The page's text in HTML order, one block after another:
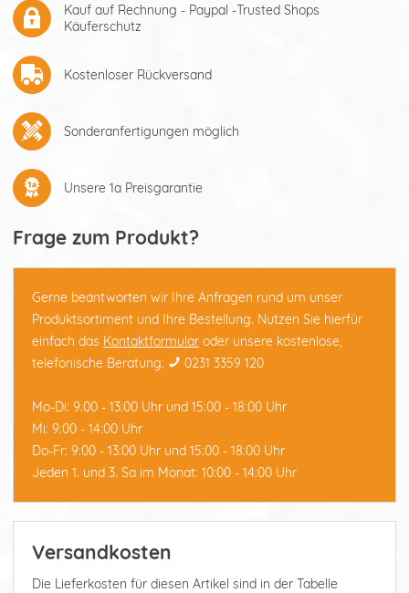
Kauf auf Rechnung - Paypal -Trusted Shops
Käuferschutz
Kostenloser Rückversand
Sonderanfertigungen möglich
Unsere 1a Preisgarantie
Frage zum Produkt?
Gerne beantworten wir Ihre Anfragen rund um unser
Produktsortiment und Ihre Bestellung. Nutzen Sie hierfür
einfach das Kontaktformular oder unsere kostenlose,
telefonische Beratung:
0231 3359 120
Mo-Di: 9:00 - 13:00 Uhr und 15:00 - 18:00 Uhr
Mi: 9:00 - 14:00 Uhr
Do-Fr: 9:00 - 13:00 Uhr und 15:00 - 18:00 Uhr
Jeden 1. und 3. Sa im Monat: 10:00 - 14:00 Uhr
Versandkosten
Die Lieferkosten für diesen Artikel sind in der Tabelle